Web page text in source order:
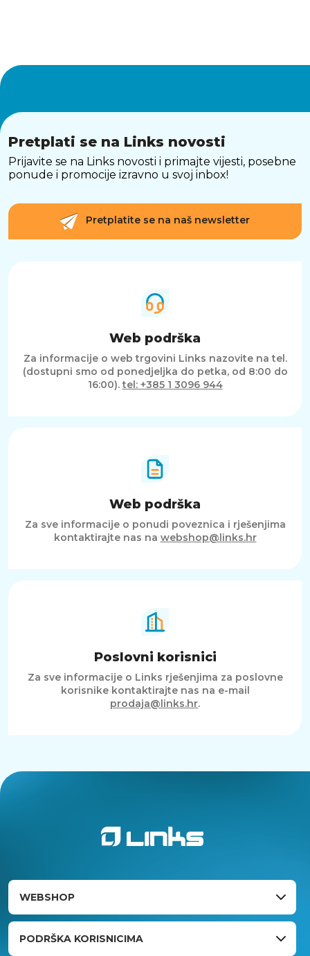
Pretplati se na Links novosti
Prijavite se na Links novosti i primajte vijesti, posebne
ponude i promocije izravno u svoj inbox!
Pretplatite se na naš newsletter
Web podrška
Za informacije o web trgovini Links nazovite na tel.
(dostupni smo od ponedjeljka do petka, od 8:00 do
16:00).tel: +385 1 3096 944
Web podrška
Za sve informacije o ponudi poveznica i rješenjima
kontaktirajte nas na webshop@links.hr
Poslovni korisnici
Za sve informacije o Links rješenjima za poslovne
korisnike kontaktirajte nas na e-mail
prodaja@links.hr.
WEBSHOP
PODRŠKA KORISNICIMA